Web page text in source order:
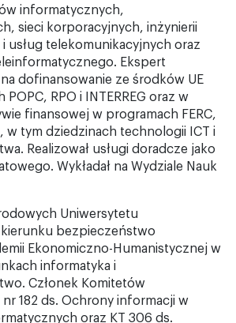
informatycznych,
sieci korporacyjnych, inżynierii
usług telekomunikacyjnych oraz
Ekspert
dofinansowanie ze środków UE
RPO i INTERREG oraz w
finansowej w programach FERC,
w tym dziedzinach technologii ICT i
Realizował usługi doradcze jako
Wykładał na Wydziale Nauk
Uniwersytetu
kierunku bezpieczeństwo
Ekonomiczno-Humanistycznej w
informatyka i
Członek Komitetów
182 ds. Ochrony informacji w
oraz KT 306 ds.